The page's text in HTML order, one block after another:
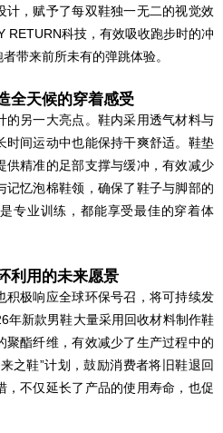
计，赋予了每双鞋独一无二的视觉效
RETURN科技，有效吸收跑步时的冲
带来前所未有的弹跳体验。
全天候的穿着感受
的另一大亮点。鞋内采用透气材料与
时间运动中也能保持干爽舒适。鞋垫
供精准的足部支撑与缓冲，有效减少
记忆泡棉鞋领，确保了鞋子与脚部的
专业训练，都能享受最佳的穿着体
利用的未来愿景
积极响应全球环保号召，将可持续发
年新款男鞋大量采用回收材料制作鞋
聚酯纤维，有效减少了生产过程中的
之鞋”计划，鼓励消费者将旧鞋退回
，不仅延长了产品的使用寿命，也促